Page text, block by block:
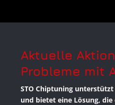
Aktuelle
Probleme mit
STO Chiptuning
und bietet eine Lösung,